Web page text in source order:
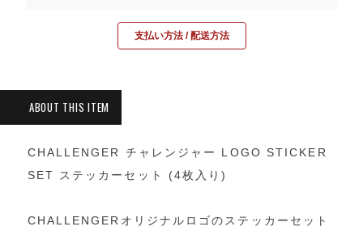
支払い方法 / 配送方法
CHALLENGER チャレンジャー LOGO STICKER
SET ステッカーセット (4枚入り)
CHALLENGERオリジナルロゴのステッカーセット